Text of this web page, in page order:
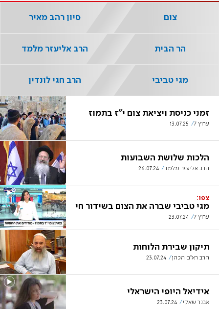
זמני כניסת ויציאת צום י"ז בתמוז
ערוץ 7 13.07.25
הלכות שלושת השבועות
הרב אליעזר מלמד 26.07.24
צפו:
מגי טביבי שברה את הצום בשידור חי
ערוץ 7 23.07.24
תיקון שבירת הלוחות
הרב רא"ם הכהן 23.07.24
אידיאל היופי הישראלי
אבנר שאקי 23.07.24
צום סיון רהב מאיר
הר הבית הרב אליעזר מלמד
מגי טביבי הרב חגי לונדין